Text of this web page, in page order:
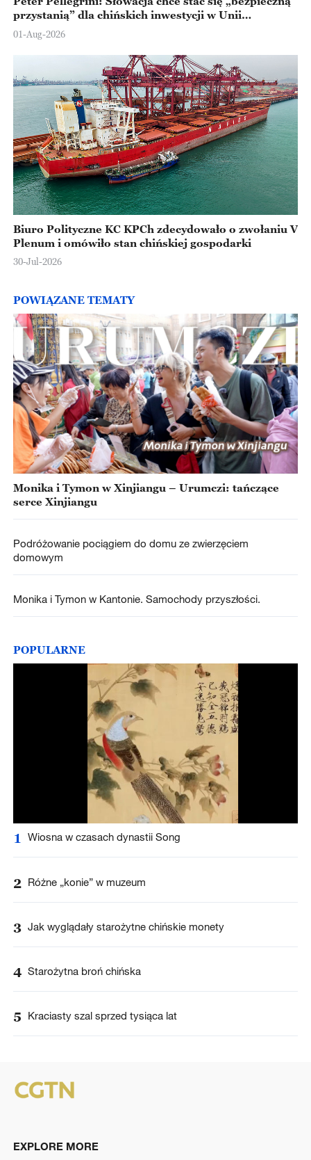
przystanią” dla chińskich inwestycji w Unii
Europejskiej
01-Aug-2026
Biuro Polityczne KC KPCh zdecydowało o zwołaniu V
Plenum i omówiło stan chińskiej gospodarki
30-Jul-2026
POWIĄZANE TEMATY
Monika i Tymon w Xinjiangu – Urumczi: tańczące
serce Xinjiangu
Podróżowanie pociągiem do domu ze zwierzęciem
domowym
Monika i Tymon w Kantonie. Samochody przyszłości.
POPULARNE
1 Wiosna w czasach dynastii Song
2 Różne „konie” w muzeum
3 Jak wyglądały starożytne chińskie monety
4 Starożytna broń chińska
5 Kraciasty szal sprzed tysiąca lat
EXPLORE MORE